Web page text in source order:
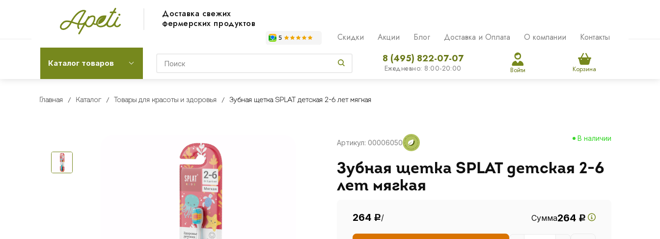
Доставка свежих
фермерских продуктов
Скидки Акции Блог Доставка и Оплата О компании Контакты
Каталог товаров 8 (495) 822-07-07
Ежедневно: 8:00-20:00 Войти Корзина
Главная Каталог Товары для красоты и здоровья Зубная щетка SPLAT детская 2-6 лет мягкая
Артикул: 00006050
В наличии
Зубная щетка SPLAT детская 2-6
лет мягкая
264 Р/ Сумма264 Р